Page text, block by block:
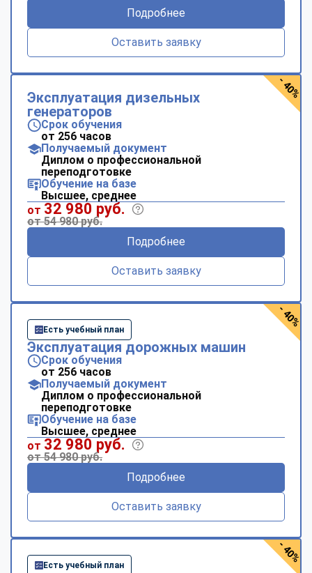
Подробнее
Оставить заявку
Эксплуатация дизельных
генераторов
Срок обучения
от 256 часов
Получаемый документ
Диплом о профессиональной
переподготовке
Обучение на базе
Высшее, среднее
от 32 980 руб.
от 54 980 руб.
Подробнее
Оставить заявку
- 40%
Есть учебный план
Эксплуатация дорожных машин
Срок обучения
от 256 часов
Получаемый документ
Диплом о профессиональной
переподготовке
Обучение на базе
Высшее, среднее
от 32 980 руб.
от 54 980 руб.
Подробнее
Оставить заявку
- 40%
Есть учебный план
- 40%